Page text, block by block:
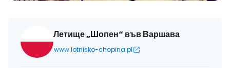
Летище „Шопен“ във Варшава
www.lotnisko-chopina.pl